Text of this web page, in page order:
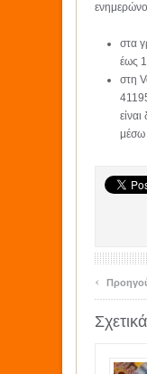
στα
έως
στη
μέσω
‹